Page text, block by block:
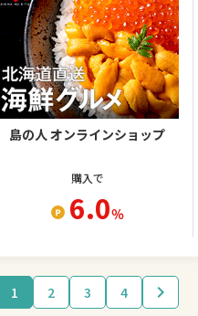
島の人 オンラインショップ
購入で
6.0％
1 2 3 4